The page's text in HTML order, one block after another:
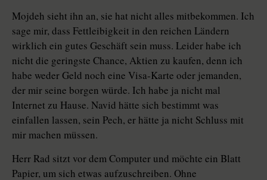
Mojdeh sieht ihn an, sie hat nicht alles mitbekommen. Ich
sage mir, dass Fettleibigkeit in den reichen Ländern
wirklich ein gutes Geschäft sein muss. Leider habe ich
nicht die geringste Chance, Aktien zu kaufen, denn ich
habe weder Geld noch eine Visa-Karte oder jemanden,
der mir seine borgen würde. Ich habe ja nicht mal
Internet zu Hause. Navid hätte sich bestimmt was
einfallen lassen, sein Pech, er hätte ja nicht Schluss mit
mir machen müssen.
Herr Rad sitzt vor dem Computer und möchte ein Blatt
Papier, um sich etwas aufzuschreiben. Ohne